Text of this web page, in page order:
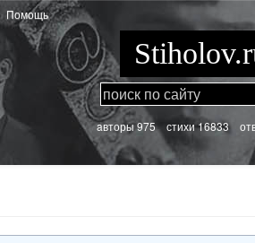
Помощь
aвторы 975 стихи16833